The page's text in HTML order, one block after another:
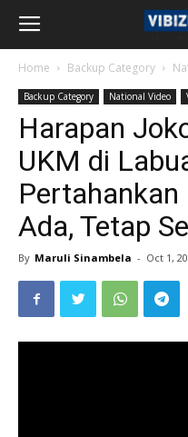
Home Backup Category
Backup Category National Video
Harapan
UKM di
Pertahankan
Ada, Tetap
By Maruli Sinambela - Oct 1,